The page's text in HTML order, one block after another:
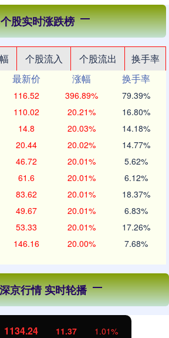
个股实时涨跌榜
个股流入 个股流出
换手率
最新价 涨幅
换手率
116.52 396.89% 79.39%
110.02 20.21% 16.80%
14.8 20.03% 14.18%
20.44 20.02% 14.77%
46.72 20.01% 5.62%
61.6 20.01% 6.12%
83.62 20.01% 18.37%
49.67 20.01% 6.83%
53.33 20.01% 17.26%
146.16 20.00% 7.68%
京行情 实时轮播
1134.24 11.37 1.01%